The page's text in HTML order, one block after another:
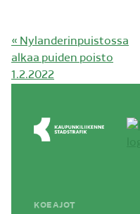
« Edellinen
artikkeli:
Nylanderinpuistossa
alkaa puiden poisto
1.2.2022
KOEAJOT